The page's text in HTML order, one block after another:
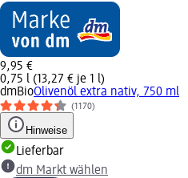
9,95 €
0,75 l (13,27 € je 1 l)
dmBioOlivenöl extra nativ, 750 ml
(1170)
Hinweise
Lieferbar
dm Markt wählen